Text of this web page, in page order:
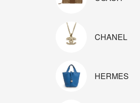
CHANEL
HERMES